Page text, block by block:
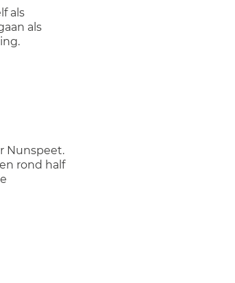
als
als
Nunspeet.
rond half